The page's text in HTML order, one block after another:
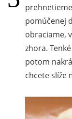
pomúčenej
obraciame,
zhora.
potom
chcete slíže